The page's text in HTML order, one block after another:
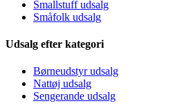
Smallstuff udsalg
Småfolk udsalg
Udsalg efter kategori
Børneudstyr udsalg
Nattøj udsalg
Sengerande udsalg